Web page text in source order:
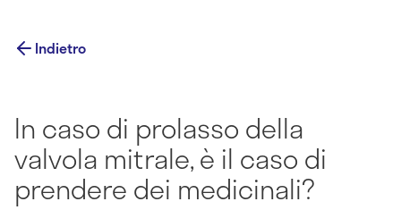
Indietro
In caso di prolasso della
valvola mitrale, è il caso di
prendere dei medicinali?